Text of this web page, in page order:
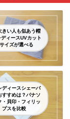
きい人も似あう帽
ィースUVカット
イズが選べる
ディースシェーバ
すすめは？パナソ
・貝印・フィリッ
プスを比較